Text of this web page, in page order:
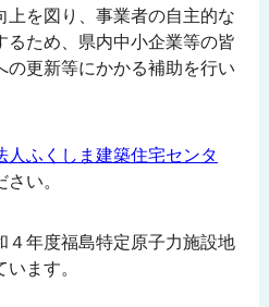
を図り、事業者の自主的な
ため、県内中小企業等の皆
更新等にかかる補助を行い
人ふくしま建築住宅センタ
い。
年度福島特定原子力施設地
ます。